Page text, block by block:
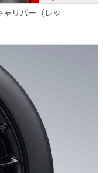
リパー（レッ